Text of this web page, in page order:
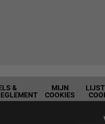
&
MIJN
COOKIES